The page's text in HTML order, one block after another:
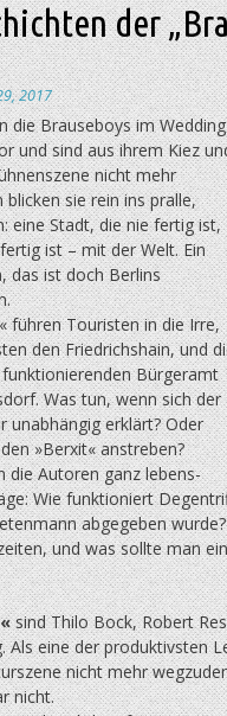
der
2017
die Brauseboys im Wedding
und sind aus ihrem Kiez
nicht mehr
blicken sie rein ins pralle,
eine Stadt, die nie fertig ist,
ist – mit der Welt. Ein
das ist doch Berlins
führen Touristen in die Irre,
den Friedrichs­hain, und
Bürgeramt
Was tun, wenn sich der
unabhängig erklärt? Oder
»Berxit« anstreben?
die Autoren ganz lebens­
Wie funktioniert
abge­ge­ben
und was sollte man
sind Thilo Bock, Robert
Als eine der produktivsten
nicht mehr
nicht.